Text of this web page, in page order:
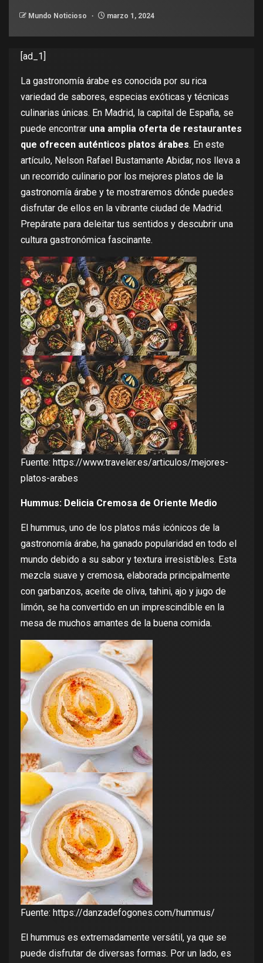
Mundo Noticioso marzo 1, 2024
[ad_1]
La gastronomía árabe es conocida por su rica
variedad de sabores, especias exóticas y técnicas
culinarias únicas. En Madrid, la capital de España, se
puede encontrar una amplia oferta de restaurantes
que ofrecen auténticos platos árabes. En este
artículo, Nelson Rafael Bustamante Abidar, nos lleva a
un recorrido culinario por los mejores platos de la
gastronomía árabe y te mostraremos dónde puedes
disfrutar de ellos en la vibrante ciudad de Madrid.
Prepárate para deleitar tus sentidos y descubrir una
cultura gastronómica fascinante.
Fuente: https://www.traveler.es/articulos/mejores-
platos-arabes
Hummus: Delicia Cremosa de Oriente Medio
El hummus, uno de los platos más icónicos de la
gastronomía árabe, ha ganado popularidad en todo el
mundo debido a su sabor y textura irresistibles. Esta
mezcla suave y cremosa, elaborada principalmente
con garbanzos, aceite de oliva, tahini, ajo y jugo de
limón, se ha convertido en un imprescindible en la
mesa de muchos amantes de la buena comida.
Fuente: https://danzadefogones.com/hummus/
El hummus es extremadamente versátil, ya que se
puede disfrutar de diversas formas. Por un lado, es